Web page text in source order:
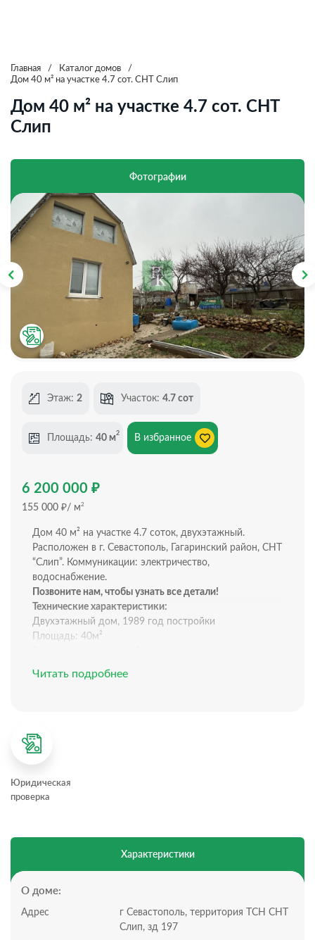
Главная / Каталог домов
/
Дом 40 м² на участке 4.7 сот. СНТ Слип
Дом 40 м² на участке 4.7 сот. СНТ
Слип
Фотографии
Этаж: 2 Участок: 4.7 сот
Площадь: 40 м2 В избранное
6 200 000 ₽
155 000 ₽/ м2
Дом 40 м² на участке 4.7 соток, двухэтажный.
Расположен в г. Севастополь, Гагаринский район, СНТ
“Слип”. Коммуникации: электричество,
водоснабжение.
Позвоните нам, чтобы узнать все детали!
Технические характеристики:
Двухэтажный дом, 1989 год постройки
Площадь: 40м²
Водоснабжение: кооперативная (бак 7 кубов) + есть
Первый этаж готов к проживанию, на втором
требуется ремонт.
Участок 4.7 соток, статус участка: СТ
Подъезд по грунтовой дороге
Кооператив с ограниченным доступом, на въезд
установлен шлагбаум. Дом полностью готов к
проживанию.
Инфраструктура:
Дом находится в развивающемся районе города.
Читать подробнее
Юридическая
проверка
Характеристики
О доме:
Адрес
г Севастополь, территория ТСН СНТ
Слип, зд 197